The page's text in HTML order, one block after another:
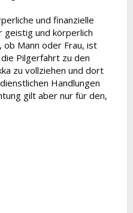
und finanzielle
geistig und körperlich
ob Mann oder Frau, ist
Pilgerfahrt zu den
zu vollziehen und dort
Handlungen
gilt aber nur für den,